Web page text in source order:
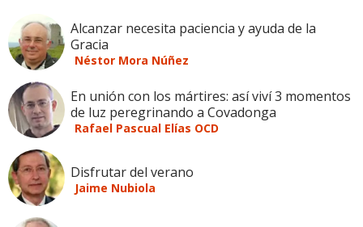
Alcanzar necesita paciencia y ayuda de la
Gracia
Néstor Mora Núñez
En unión con los mártires: así viví 3 momentos
de luz peregrinando a Covadonga
Rafael Pascual Elías OCD
Disfrutar del verano
Jaime Nubiola